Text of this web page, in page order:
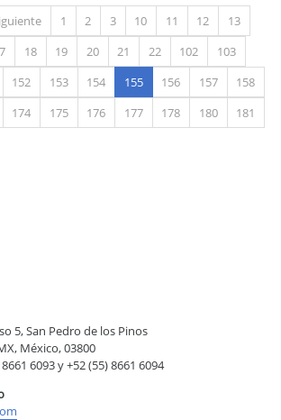
1 2 3 10 11 12
13
18 19 20 21 22 102
103
152 153 154 155(actual)
156 157
158
174 175 176 177 178 180 181
5, San Pedro de los Pinos
México, 03800
6093 y +52 (55) 8661 6094